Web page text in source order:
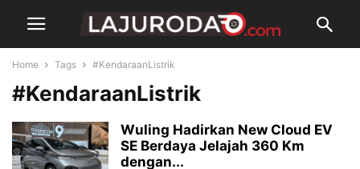
Home Tags #KendaraanListrik
#KendaraanListrik
Wuling Hadirkan New Cloud EV
SE Berdaya Jelajah 360 Km
dengan...